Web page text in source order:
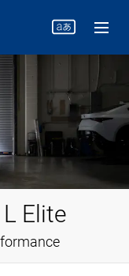
Elite